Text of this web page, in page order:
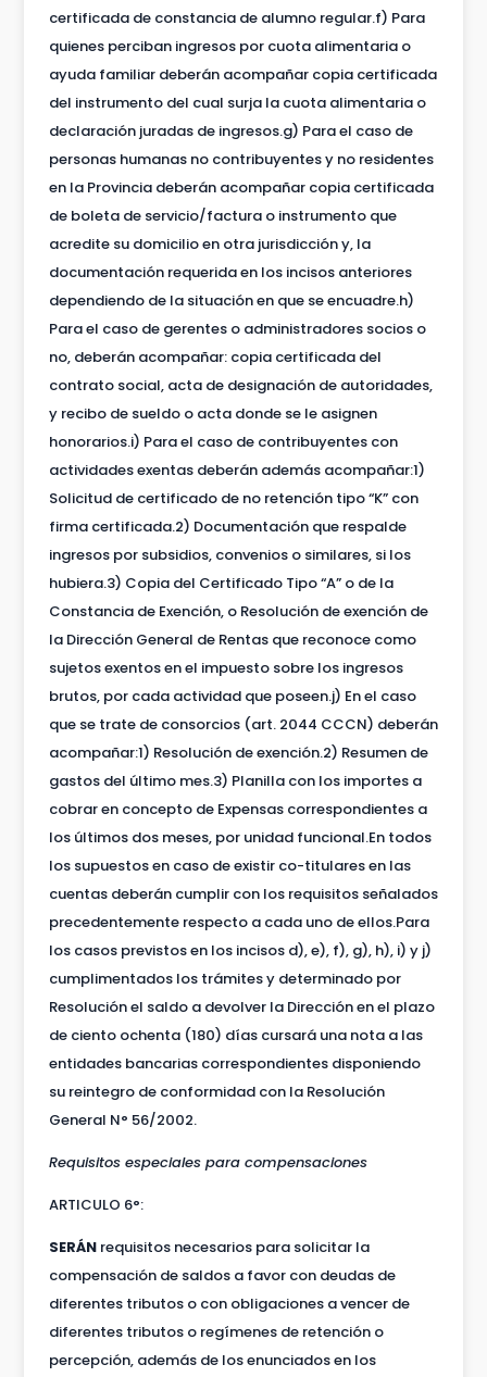
certificada de constancia de alumno regular.f) Para
quienes perciban ingresos por cuota alimentaria o
ayuda familiar deberán acompañar copia certificada
del instrumento del cual surja la cuota alimentaria o
declaración juradas de ingresos.g) Para el caso de
personas humanas no contribuyentes y no residentes
en la Provincia deberán acompañar copia certificada
de boleta de servicio/factura o instrumento que
acredite su domicilio en otra jurisdicción y, la
documentación requerida en los incisos anteriores
dependiendo de la situación en que se encuadre.h)
Para el caso de gerentes o administradores socios o
no, deberán acompañar: copia certificada del
contrato social, acta de designación de autoridades,
y recibo de sueldo o acta donde se le asignen
honorarios.i) Para el caso de contribuyentes con
actividades exentas deberán además acompañar:1)
Solicitud de certificado de no retención tipo “K” con
firma certificada.2) Documentación que respalde
ingresos por subsidios, convenios o similares, si los
hubiera.3) Copia del Certificado Tipo “A” o de la
Constancia de Exención, o Resolución de exención de
la Dirección General de Rentas que reconoce como
sujetos exentos en el impuesto sobre los ingresos
brutos, por cada actividad que poseen.j) En el caso
que se trate de consorcios (art. 2044 CCCN) deberán
acompañar:1) Resolución de exención.2) Resumen de
gastos del último mes.3) Planilla con los importes a
cobrar en concepto de Expensas correspondientes a
los últimos dos meses, por unidad funcional.En todos
los supuestos en caso de existir co-titulares en las
cuentas deberán cumplir con los requisitos señalados
precedentemente respecto a cada uno de ellos.Para
los casos previstos en los incisos d), e), f), g), h), i) y j)
cumplimentados los trámites y determinado por
Resolución el saldo a devolver la Dirección en el plazo
de ciento ochenta (180) días cursará una nota a las
entidades bancarias correspondientes disponiendo
su reintegro de conformidad con la Resolución
General N° 56/2002.
Requisitos especiales para compensaciones
ARTICULO 6°:
SERÁNrequisitos necesarios para solicitar la
compensación de saldos a favor con deudas de
diferentes tributos o con obligaciones a vencer de
diferentes tributos o regímenes de retención o
percepción, además de los enunciados en los